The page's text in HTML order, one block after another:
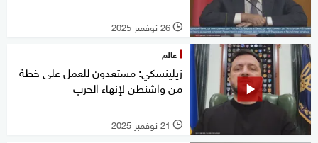
l 26 نوفمبر 2025
عالم
زيلينسكي: مستعدون للعمل على خطة
من واشنطن لإنهاء الحرب
l 21 نوفمبر 2025